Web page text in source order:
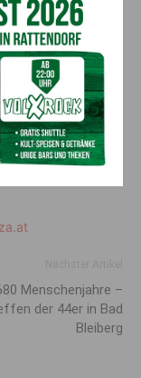
Menschenjahre –
der 44er in Bad
Bleiberg